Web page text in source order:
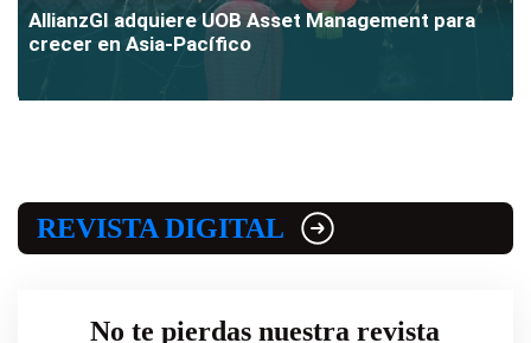
AllianzGI adquiere UOB Asset Management para
crecer en Asia-Pacífico
REVISTA DIGITAL
No te pierdas nuestra revista